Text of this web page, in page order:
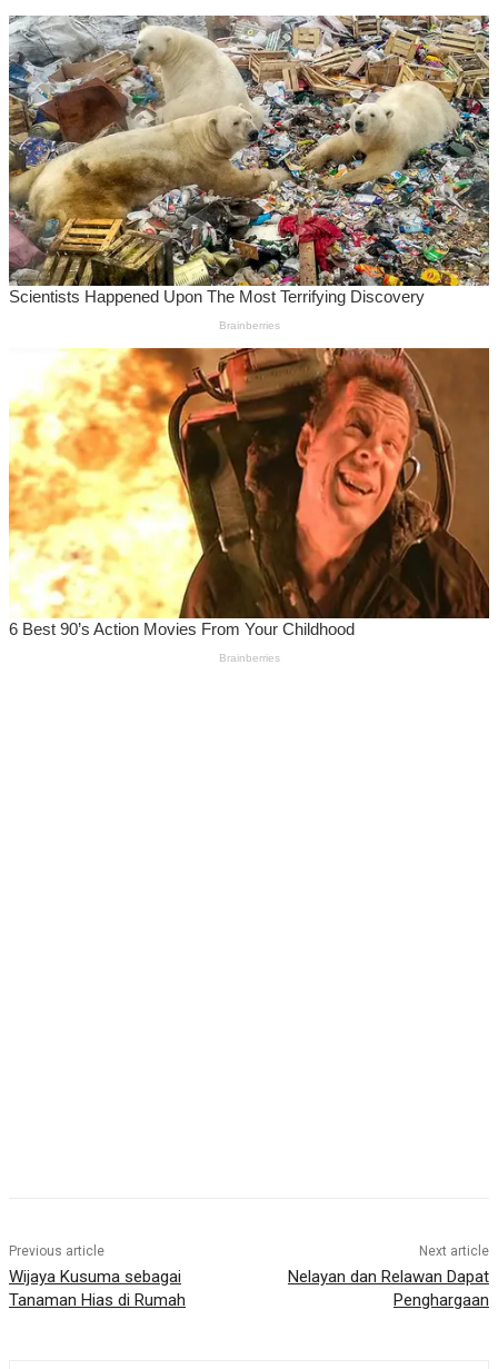
Previous article
Wijaya Kusuma sebagai
Tanaman Hias di Rumah
Next article
Nelayan dan Relawan Dapat
Penghargaan